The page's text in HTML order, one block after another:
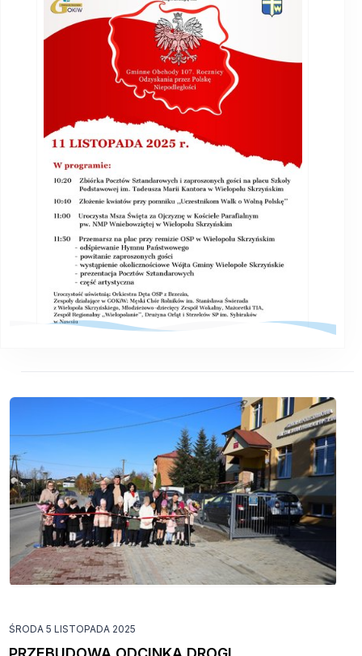
ŚRODA 5 LISTOPADA 2025